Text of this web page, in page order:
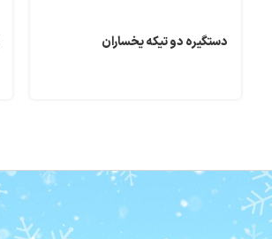
دستگیره دو تیکه یخساران